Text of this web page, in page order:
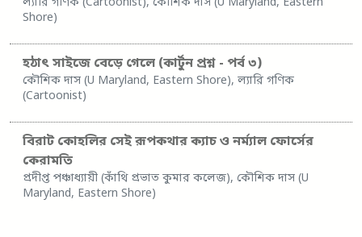
Shore)
হঠাৎ সাইজে বেড়ে গেলে (কার্টুন প্রশ্ন - পর্ব ৩)
কৌশিক দাস (U Maryland, Eastern Shore), ল্যারি গণিক
(Cartoonist)
বিরাট কোহলির সেই রূপকথার ক্যাচ ও নর্ম্যাল ফোর্সের
কেরামতি
প্রদীপ্ত পঞ্চাধ্যায়ী (কাঁথি প্রভাত কুমার কলেজ), কৌশিক দাস (U
Maryland, Eastern Shore)